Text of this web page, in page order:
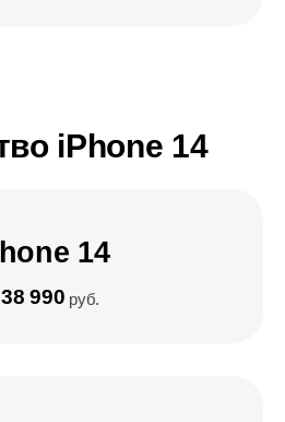
iPhone 14
14
38 990 руб.